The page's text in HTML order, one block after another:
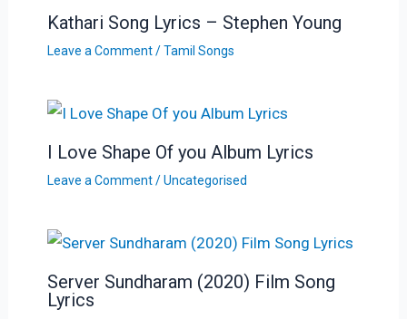
Kathari Song Lyrics – Stephen Young
Leave a Comment /Tamil Songs
I Love Shape Of you Album Lyrics
Leave a Comment /Uncategorised
Server Sundharam (2020) Film Song
Lyrics